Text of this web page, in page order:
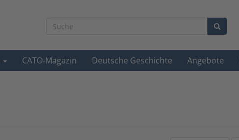
CATO-Magazin Deutsche Geschichte Angebote